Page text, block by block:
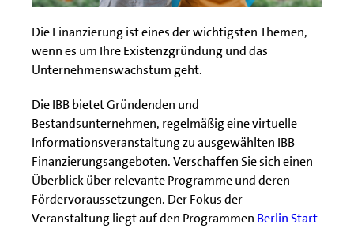
Die Finanzierung ist eines der wichtigsten Themen,
wenn es um Ihre Existenzgründung und das
Unternehmenswachstum geht.
Die IBB bietet Gründenden und
Bestandsunternehmen, regelmäßig eine virtuelle
Informationsveranstaltung zu ausgewählten IBB
Finanzierungsangeboten. Verschaffen Sie sich einen
Überblick über relevante Programme und deren
Fördervoraussetzungen. Der Fokus der
Veranstaltung liegt auf den Programmen Berlin Start